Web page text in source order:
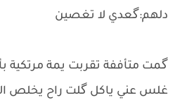
دلهم:گعدي لا تغصين
گمت متأففة تقربت يمة مرتكية
غلس عني ياكل گلت راح يخلص